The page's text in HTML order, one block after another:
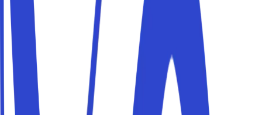
Parcheggio + navetta gratuita
Scopri
Allianz Stadium
Parcheggio + navetta gratuita
Scopri